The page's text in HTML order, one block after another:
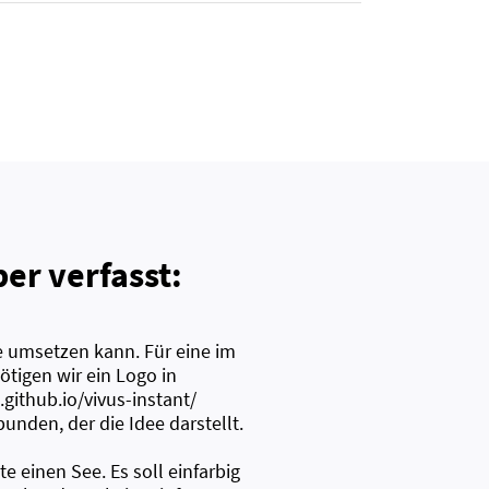
verfasst:
umsetzen kann. Für eine im
wir ein Logo in
vivus-instant/
der die Idee darstellt.
einen See. Es soll einfarbig